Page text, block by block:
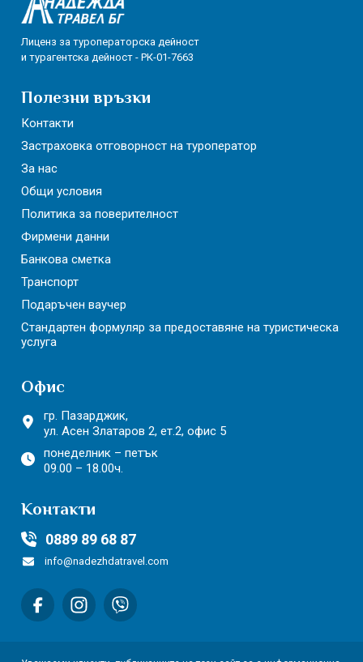
Лиценз за туроператорска дейност
и турагентска дейност - РК-01-7663
Полезни връзки
Контакти
Застраховка отговорност на туроператор
За нас
Общи условия
Политика за поверителност
Фирмени данни
Банкова сметка
Транспорт
Подаръчен ваучер
Стандартен формуляр за предоставяне на туристическа
услуга
Офис
гр. Пазарджик,
ул. Асен Златаров 2, ет.2, офис 5
понеделник – петък
09.00 – 18.00ч.
Контакти
0889 89 68 87
info@nadezhdatravel.com